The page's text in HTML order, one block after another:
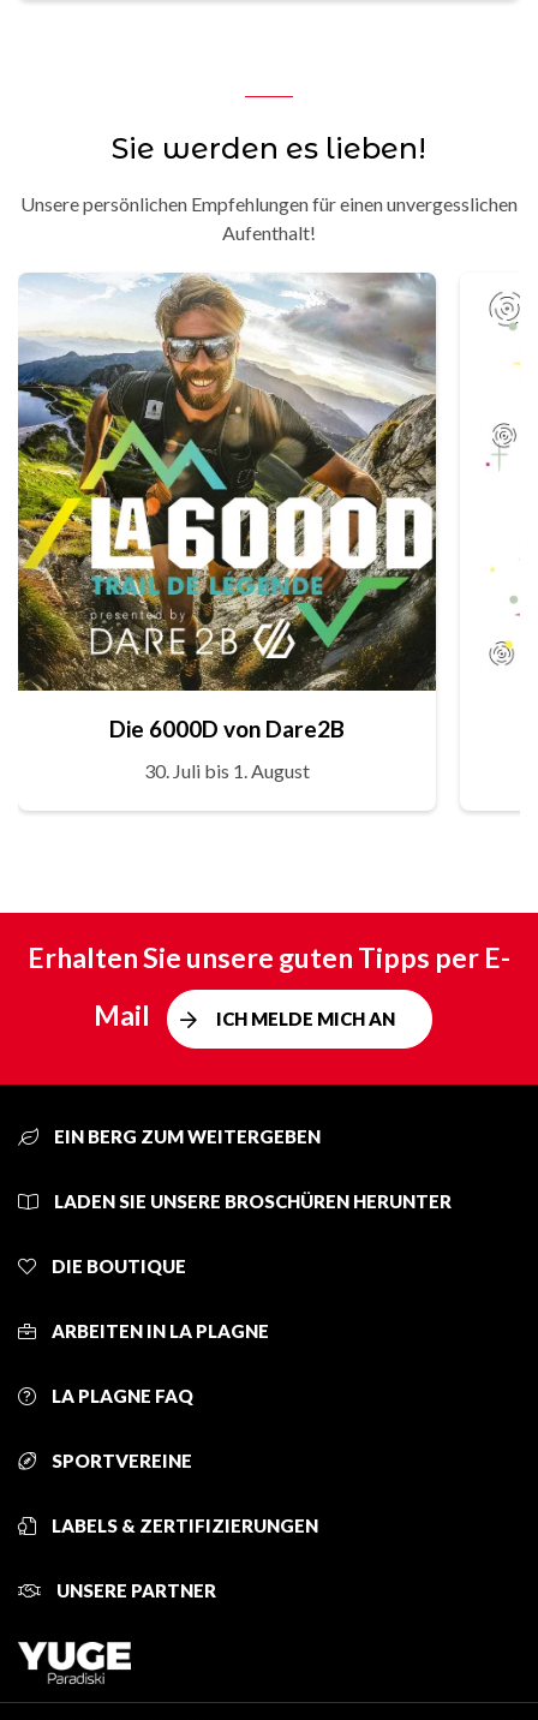
Sie werden es lieben!
Unsere persönlichen Empfehlungen für einen unvergesslichen
Aufenthalt!
Die 6000D von Dare2B
30. Juli bis 1. August
Erhalten Sie unsere guten Tipps per E-
Mail
ICH MELDE MICH AN
EIN BERG ZUM WEITERGEBEN
LADEN SIE UNSERE BROSCHÜREN HERUNTER
DIE BOUTIQUE
ARBEITEN IN LA PLAGNE
LA PLAGNE FAQ
SPORTVEREINE
LABELS & ZERTIFIZIERUNGEN
UNSERE PARTNER